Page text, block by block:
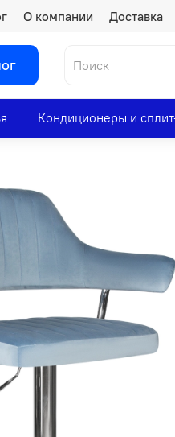
О компании Доставка
Кондиционеры и